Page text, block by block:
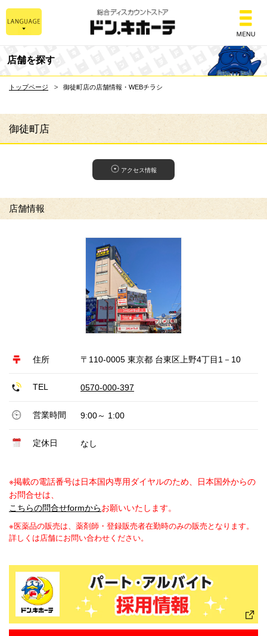
総合ディスカウント
店舗を探す
トップページ 御徒町店の店舗情報・WEBチラシ
御徒町店
アクセス情報
店舗情報
住所 〒110-0005 東京都 台東区上野4丁目1－10
TEL 0570-000-397
営業時間 9:00～ 1:00
定休日 なし
※掲載の電話番号は日本国内専用ダイヤルのため、日本国外からの
お問合せは、
こちらの問合せformからお願いいたします。
※医薬品の販売は、薬剤師・登録販売者在勤時のみの販売となります。
詳しくは店舗にお問い合わせください。